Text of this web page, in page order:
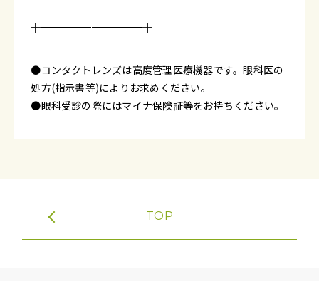
╋━━━━━━━━━━╋
●コンタクトレンズは高度管理医療機器です。眼科医の
処方(指示書等)によりお求めください。
●眼科受診の際にはマイナ保険証等をお持ちください。
TOP